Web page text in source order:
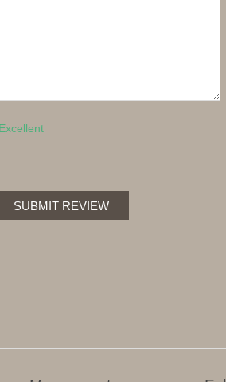
Excellent
SUBMIT REVIEW